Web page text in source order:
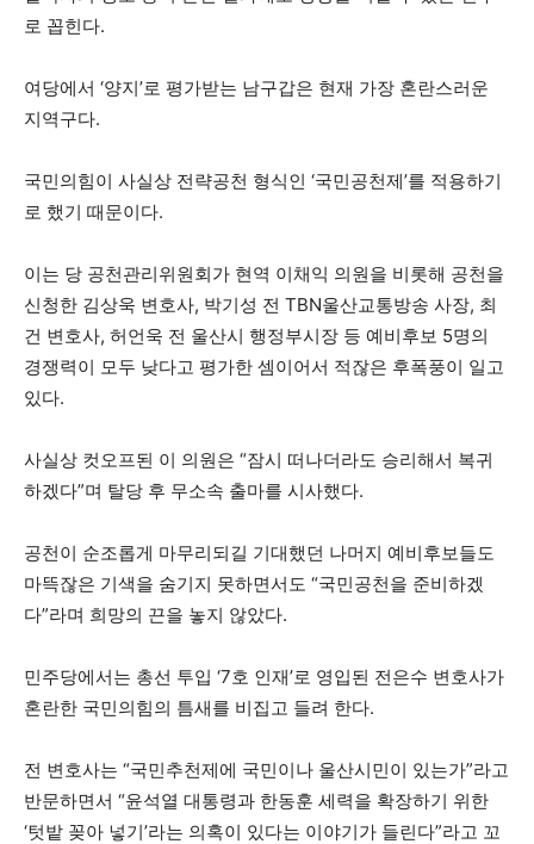
로 꼽힌다.
여당에서 ‘양지’로 평가받는 남구갑은 현재 가장 혼란스러운
지역구다.
국민의힘이 사실상 전략공천 형식인 ‘국민공천제’를 적용하기
로 했기 때문이다.
이는 당 공천관리위원회가 현역 이채익 의원을 비롯해 공천을
신청한 김상욱 변호사, 박기성 전 TBN울산교통방송 사장, 최
건 변호사, 허언욱 전 울산시 행정부시장 등 예비후보 5명의
경쟁력이 모두 낮다고 평가한 셈이어서 적잖은 후폭풍이 일고
있다.
사실상 컷오프된 이 의원은 “잠시 떠나더라도 승리해서 복귀
하겠다”며 탈당 후 무소속 출마를 시사했다.
공천이 순조롭게 마무리되길 기대했던 나머지 예비후보들도
마뜩잖은 기색을 숨기지 못하면서도 “국민공천을 준비하겠
다”라며 희망의 끈을 놓지 않았다.
민주당에서는 총선 투입 ‘7호 인재’로 영입된 전은수 변호사가
혼란한 국민의힘의 틈새를 비집고 들려 한다.
전 변호사는 “국민추천제에 국민이나 울산시민이 있는가”라고
반문하면서 “윤석열 대통령과 한동훈 세력을 확장하기 위한
‘텃밭 꽂아 넣기’라는 의혹이 있다는 이야기가 들린다”라고 꼬